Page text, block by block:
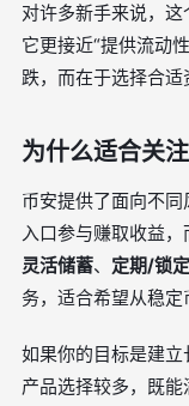
对许多新手来说，这
它更接近“提供流动
跌，而在于选择合适
为什么适合关
币安提供了面向不
入口参与赚取收益
灵活储蓄、 定期/锁
务，适合希望从稳定
如果你的目标是建
产品选择较多，既